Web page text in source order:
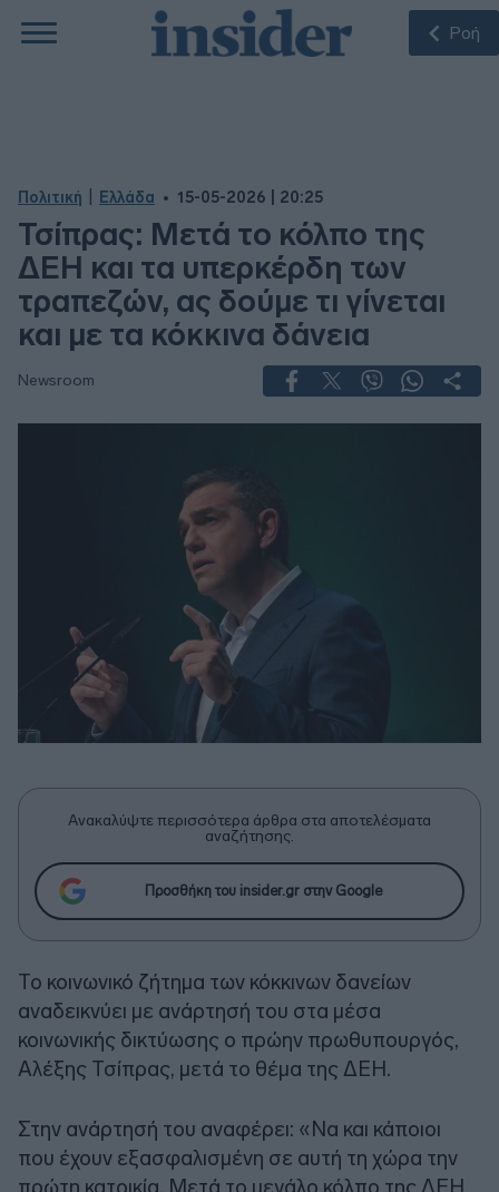
Ροή
Πολιτική Ελλάδα 15-05-2026 | 20:25
Τσίπρας: Μετά το κόλπο της
ΔΕΗ και τα υπερκέρδη των
τραπεζών, ας δούμε τι γίνεται
και με τα κόκκινα δάνεια
Newsroom
Ανακαλύψτε περισσότερα άρθρα στα αποτελέσματα
αναζήτησης.
Προσθήκη του insider.gr στην Google
Το κοινωνικό ζήτημα των κόκκινων δανείων
αναδεικνύει με ανάρτησή του στα μέσα
κοινωνικής δικτύωσης ο πρώην πρωθυπουργός,
Αλέξης Τσίπρας, μετά το θέμα της ΔΕΗ.
Στην ανάρτησή του αναφέρει: «Να και κάποιοι
που έχουν εξασφαλισμένη σε αυτή τη χώρα την
πρώτη κατοικία. Μετά το μεγάλο κόλπο της ΔΕΗ